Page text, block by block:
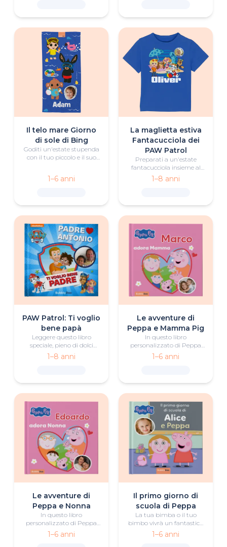
Il telo mare Giorno
di sole di Bing
Goditi un'estate stupenda
con il tuo piccolo e il suo
1–6 anni
La maglietta estiva
Fantacucciola dei
PAW Patrol
Preparati a un'estate
fantacucciola insieme al
tuo piccolo e ai PAW
Patrol con questa
1–8 anni
PAW Patrol: Ti voglio
bene papà
Leggere questo libro
speciale, pieno di dolci
momenti, diventerà il rito
della buonanotte preferito
1–8 anni
Le avventure di
Peppa e Mamma Pig
In questo libro
personalizzato di Peppa
Pig si vivono fantastiche
avventure insieme a
divertenti da fare sia in
casa che all'aria aperta,
scoprendo tutta la gioia e
la meraviglia del tempo
trascorso con le persone
care.
1–6 anni
Le avventure di
Peppa e Nonna
In questo libro
personalizzato di Peppa
Pig si vivono fantastiche
avventure insieme a
1–6 anni
Il primo giorno di
scuola di Peppa
La tua bimba o il tuo
bimbo vivrà un fantastico
primo giorno di scuola con
l'aiuto di Peppa Pig e tutti
1–6 anni